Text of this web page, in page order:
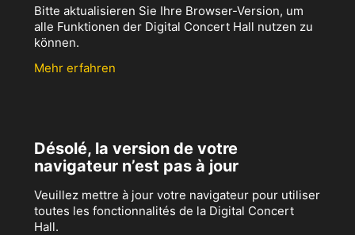
Bitte aktualisieren Sie Ihre Browser-Version, um
alle Funktionen der Digital Concert Hall nutzen zu
können.
Mehr erfahren
Désolé, la version de votre
navigateur n’est pas à jour
Veuillez mettre à jour votre navigateur pour utiliser
toutes les fonctionnalités de la Digital Concert
Hall.